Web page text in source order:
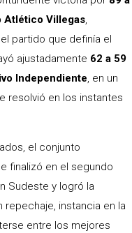
Atlético Villegas,
partido que definía el
ajustadamente 62 a 59
Independiente, en un
resolvió en los instantes
el conjunto
finalizó en el segundo
Sudeste y logró la
repechaje, instancia en la
entre los mejores